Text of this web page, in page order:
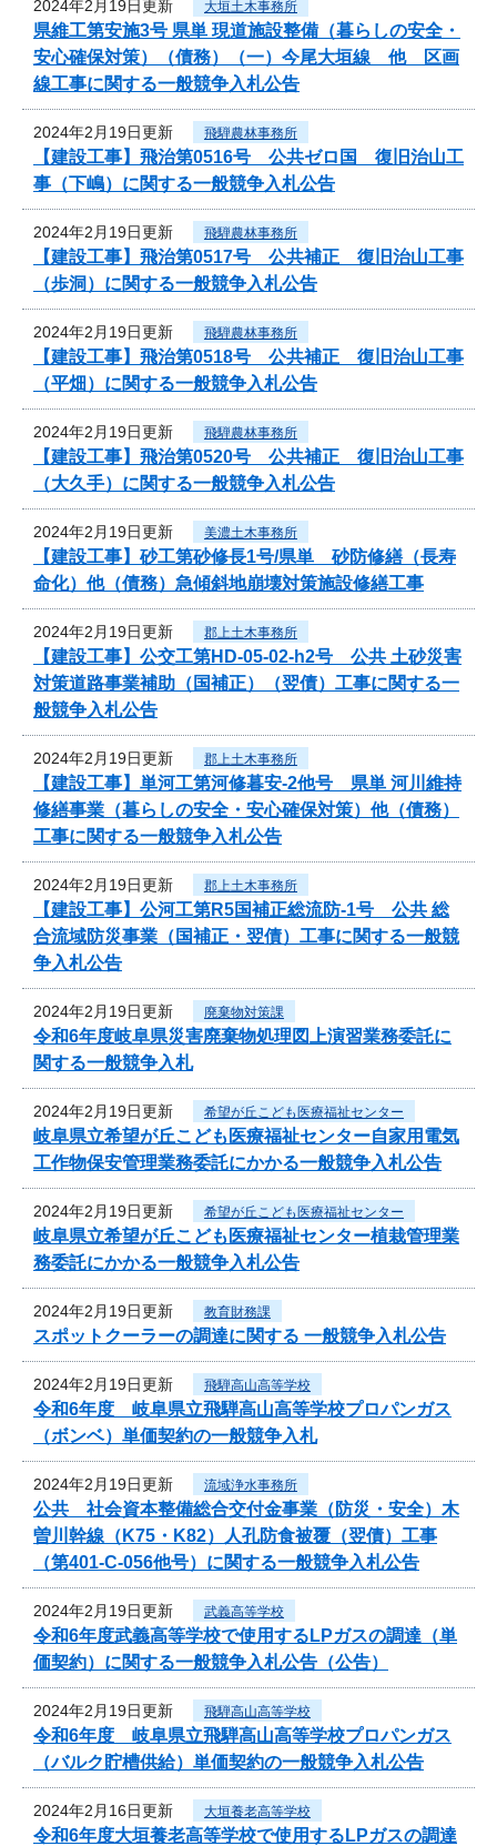
2024年2月19日更新 大垣土木事務所
県維工第安施3号 県単 現道施設整備（暮らしの安全・
安心確保対策）（債務）（一）今尾大垣線 他 区画
線工事に関する一般競争入札公告
2024年2月19日更新 飛騨農林事務所
【建設工事】飛治第0516号 公共ゼロ国 復旧治山工
事（下嶋）に関する一般競争入札公告
2024年2月19日更新 飛騨農林事務所
【建設工事】飛治第0517号 公共補正 復旧治山工事
（歩洞）に関する一般競争入札公告
2024年2月19日更新 飛騨農林事務所
【建設工事】飛治第0518号 公共補正 復旧治山工事
（平畑）に関する一般競争入札公告
2024年2月19日更新 飛騨農林事務所
【建設工事】飛治第0520号 公共補正 復旧治山工事
（大久手）に関する一般競争入札公告
2024年2月19日更新 美濃土木事務所
【建設工事】砂工第砂修長1号/県単 砂防修繕（長寿
命化）他（債務）急傾斜地崩壊対策施設修繕工事
2024年2月19日更新 郡上土木事務所
【建設工事】公交工第HD-05-02-h2号 公共 土砂災害
対策道路事業補助（国補正）（翌債）工事に関する一
般競争入札公告
2024年2月19日更新 郡上土木事務所
【建設工事】単河工第河修暮安-2他号 県単 河川維持
修繕事業（暮らしの安全・安心確保対策）他（債務）
工事に関する一般競争入札公告
2024年2月19日更新 郡上土木事務所
【建設工事】公河工第R5国補正総流防-1号 公共 総
合流域防災事業（国補正・翌債）工事に関する一般競
争入札公告
2024年2月19日更新 廃棄物対策課
令和6年度岐阜県災害廃棄物処理図上演習業務委託に
関する一般競争入札
2024年2月19日更新 希望が丘こども医療福祉センター
岐阜県立希望が丘こども医療福祉センター自家用電気
工作物保安管理業務委託にかかる一般競争入札公告
2024年2月19日更新 希望が丘こども医療福祉センター
岐阜県立希望が丘こども医療福祉センター植栽管理業
務委託にかかる一般競争入札公告
2024年2月19日更新 教育財務課
スポットクーラーの調達に関する 一般競争入札公告
2024年2月19日更新 飛騨高山高等学校
令和6年度 岐阜県立飛騨高山高等学校プロパンガス
（ボンベ）単価契約の一般競争入札
2024年2月19日更新 流域浄水事務所
公共 社会資本整備総合交付金事業（防災・安全）木
曽川幹線（K75・K82）人孔防食被覆（翌債）工事
（第401-C-056他号）に関する一般競争入札公告
2024年2月19日更新 武義高等学校
令和6年度武義高等学校で使用するLPガスの調達（単
価契約）に関する一般競争入札公告（公告）
2024年2月19日更新 飛騨高山高等学校
令和6年度 岐阜県立飛騨高山高等学校プロパンガス
（バルク貯槽供給）単価契約の一般競争入札公告
2024年2月16日更新 大垣養老高等学校
令和6年度大垣養老高等学校で使用するLPガスの調達